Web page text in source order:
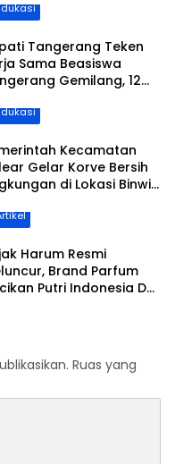
Tangerang Teken
Sama Beasiswa
Gemilang, 12
Pendidikan
Kecamatan
Gelar Korve Bersih
di Lokasi Binwil
Harum Resmi
Brand Parfum
Putri Indonesia DKI
Ruas yang